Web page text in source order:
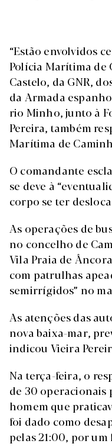
“Estão envolvidos
Polícia Marítima de
Castelo, da GNR,
da Armada
rio Minho, junto à
Pereira, também
Marítima de
O comandante
se deve à
corpo se ter
As operações de
no concelho de
Vila Praia de
com patrulhas
semirrígidos” no
As atenções das
nova baixa-mar,
indicou Vieira
Na terça-feira, o
de 30 operacionais
homem que
foi dado como
pelas 21:00, por